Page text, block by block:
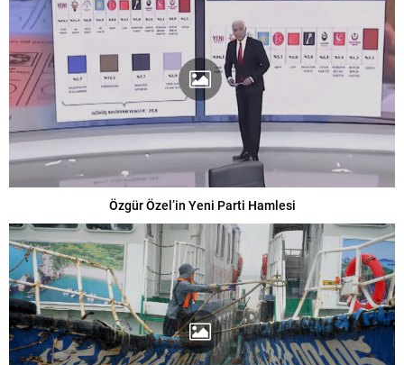
Özgür Özel’in Yeni Parti Hamlesi